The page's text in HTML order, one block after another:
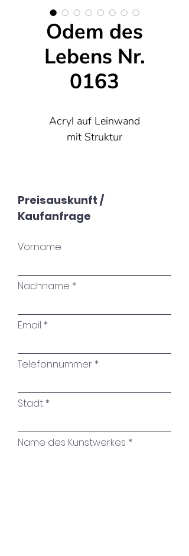
Odem des
Lebens Nr.
0163
Acryl auf Leinwand
mit Struktur
Preisauskunft /
Kaufanfrage
Vorname
Nachname
Email
Telefonnummer
Stadt
Name des Kunstwerkes